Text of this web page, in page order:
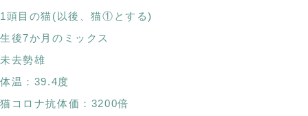
1頭目の猫(以後、猫①とする)
生後7か月のミックス
未去勢雄
体温：39.4度
猫コロナ抗体価：3200倍